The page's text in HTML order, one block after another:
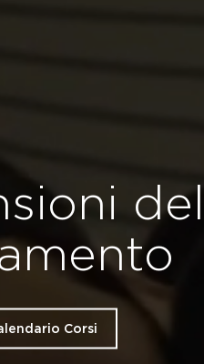
del
Corsi